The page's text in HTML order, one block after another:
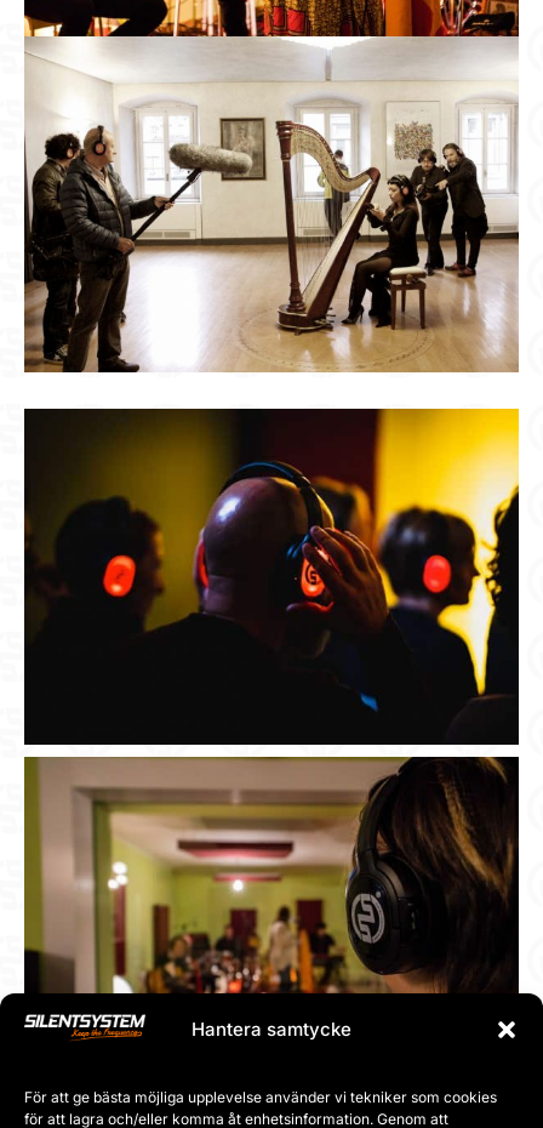
Hantera samtycke
För att ge bästa möjliga upplevelse använder vi tekniker som cookies
för att lagra och/eller komma åt enhetsinformation. Genom att